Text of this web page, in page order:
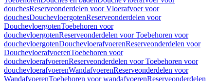
douchesReserveonderdelen voor Vloerafvoer voor
douchesDouchevloergotenReserveonderdelen voor
DouchevloergotenToebehoren voor
douchevloergotenReserveonderdelen voor Toebehoren voor
douchevloergotenDouchevloerafvoerenReserveonderdelen voor
DouchevloerafvoerenToebehoren voor
douchevloerafvoerenReserveonderdelen voor Toebehoren voor
douchevloerafvoerenWandafvoerenReserveonderdelen voor
WandafvoerenToebehoren voor wandafvoerenReserveonderdelen